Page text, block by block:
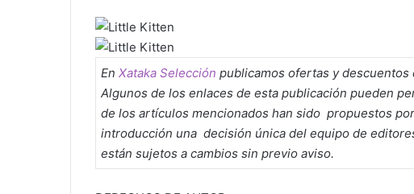
En Xataka Selección publicamos ofertas y
Algunos de los enlaces de esta publicación pueden
de los artículos mencionados han sido propuestos
introducción una decisión única del equipo de
están sujetos a cambios sin previo aviso.